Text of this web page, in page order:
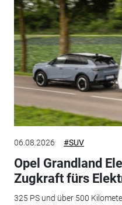
06.08.2026 #SUV
Opel Grandland
Zugkraft fürs
325 PS und über 500